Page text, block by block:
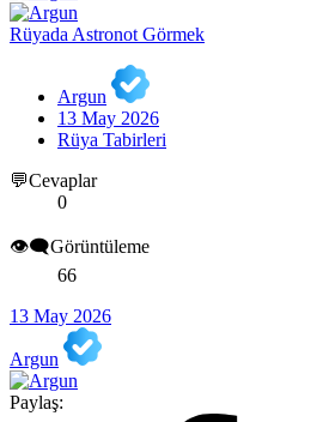
Rüyada Astronot Görmek
Argun
13 May 2026
Rüya Tabirleri
💬Cevaplar
0
👁️‍🗨️Görüntüleme
66
13 May 2026
Argun
Paylaş: